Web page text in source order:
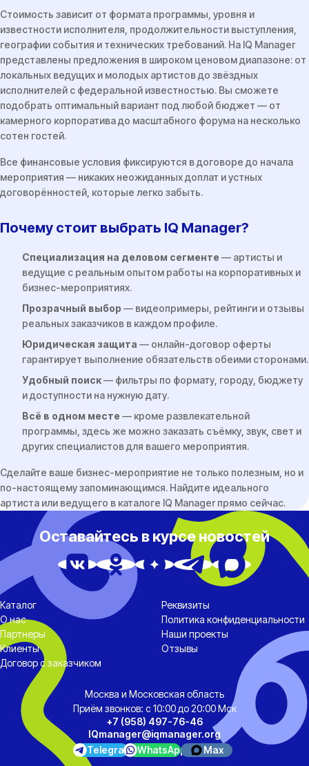
Стоимость зависит от формата программы, уровня и
известности исполнителя, продолжительности выступления,
географии события и технических требований. На IQ Manager
представлены предложения в широком ценовом диапазоне: от
локальных ведущих и молодых артистов до звёздных
исполнителей с федеральной известностью. Вы сможете
подобрать оптимальный вариант под любой бюджет — от
камерного корпоратива до масштабного форума на несколько
сотен гостей.
Все финансовые условия фиксируются в договоре до начала
мероприятия — никаких неожиданных доплат и устных
договорённостей, которые легко забыть.
Почему стоит выбрать IQ Manager?
Специализация на деловом сегменте — артисты и
ведущие с реальным опытом работы на корпоративных и
бизнес-мероприятиях.
Прозрачный выбор — видеопримеры, рейтинги и отзывы
реальных заказчиков в каждом профиле.
Юридическая защита — онлайн-договор оферты
гарантирует выполнение обязательств обеими сторонами.
Удобный поиск— фильтры по формату, городу, бюджету
и доступности на нужную дату.
Всё в одном месте — кроме развлекательной
программы, здесь же можно заказать съёмку, звук, свет и
других специалистов для вашего мероприятия.
Сделайте ваше бизнес-мероприятие не только полезным, но и
по-настоящему запоминающимся. Найдите идеального
артиста или ведущего в каталоге IQ Manager прямо сейчас.
Оставайтесь в курсе новостей
Каталог
О нас
Партнеры
Клиенты
Договор с заказчиком
Реквизиты
Политика конфиденциальности
Наши проекты
Отзывы
Москва и Московская область
Приём звонков: с 10:00 до 20:00 Мск
+7 (958) 497-76-46
IQmanager@iqmanager.org
Telegram WhatsApp Max